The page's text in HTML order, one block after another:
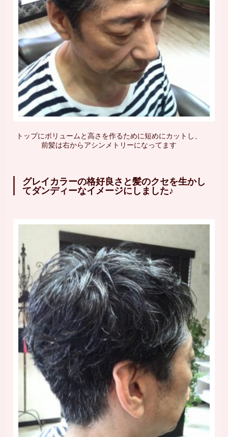
トップにボリュームと高さを作るために短めにカットし、
前髪は右からアシンメトリーになってます
グレイカラーの格好良さと髪のクセを生かし
てダンディーなイメージにしました♪